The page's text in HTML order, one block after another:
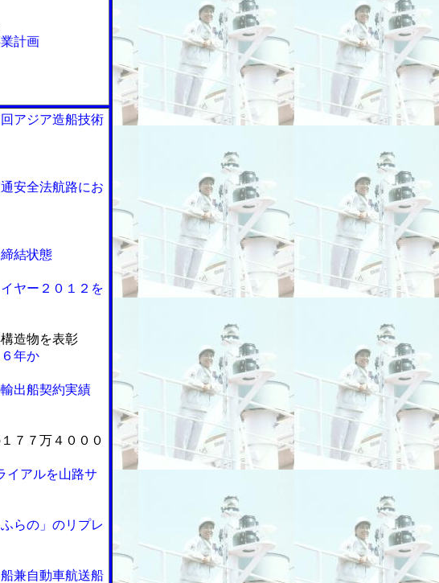
計画
アジア造船技術
安全法航路にお
結状態
ヤー２０１２を
造物を表彰
年か
出船契約実績
７７万４０００
イアルを山路サ
らの」のリプレ
兼自動車航送船